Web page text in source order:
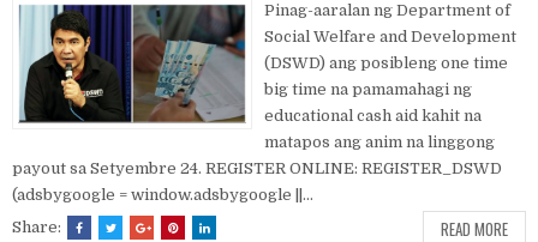
Pinag-aaralan ng Department of
Social Welfare and Development
(DSWD) ang posibleng one time
big time na pamamahagi ng
educational cash aid kahit na
matapos ang anim na linggong
payout sa Setyembre 24. REGISTER ONLINE: REGISTER_DSWD
(adsbygoogle = window.adsbygoogle ||...
Share:
READ MORE